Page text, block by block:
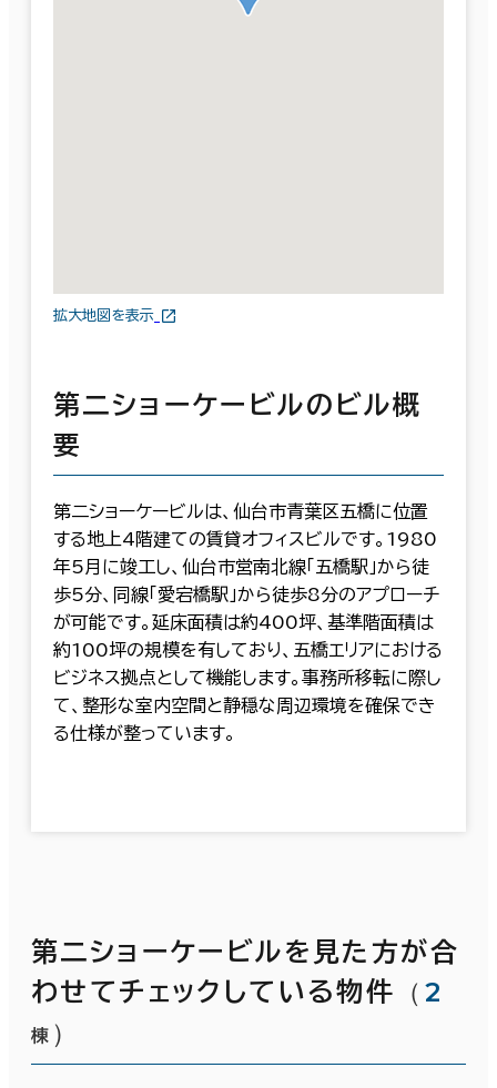
拡大地図を表示
第二ショーケービルのビル概
要
第二ショーケービルは、仙台市青葉区五橋に位置
する地上4階建ての賃貸オフィスビルです。1980
年5月に竣工し、仙台市営南北線「五橋駅」から徒
歩5分、同線「愛宕橋駅」から徒歩8分のアプローチ
が可能です。延床面積は約400坪、基準階面積は
約100坪の規模を有しており、五橋エリアにおける
ビジネス拠点として機能します。事務所移転に際し
て、整形な室内空間と静穏な周辺環境を確保でき
る仕様が整っています。
第二ショーケービルを見た方が合
わせてチェックしている物件
（ 2
棟 ）